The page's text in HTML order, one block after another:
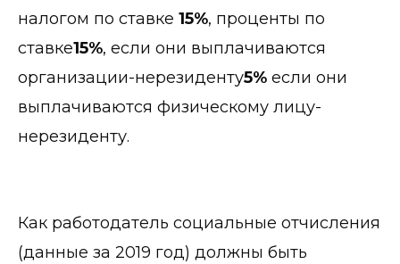
налогом по ставке 15%, проценты по
ставке15%, если они выплачиваются
организации-нерезиденту5% если они
выплачиваются физическому лицу-
нерезиденту.
Как работодатель социальные отчисления
(данные за 2019 год) должны быть